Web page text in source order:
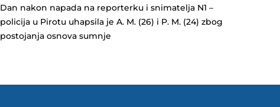
Dan nakon napada na reporterku i snimatelja N1 –
policija u Pirotu uhapsila je A. M. (26) i P. M. (24) zbog
postojanja osnova sumnje